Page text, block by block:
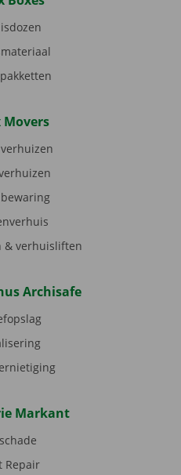
Movers
& verhuisliften
Archisafe
Markant
Repair